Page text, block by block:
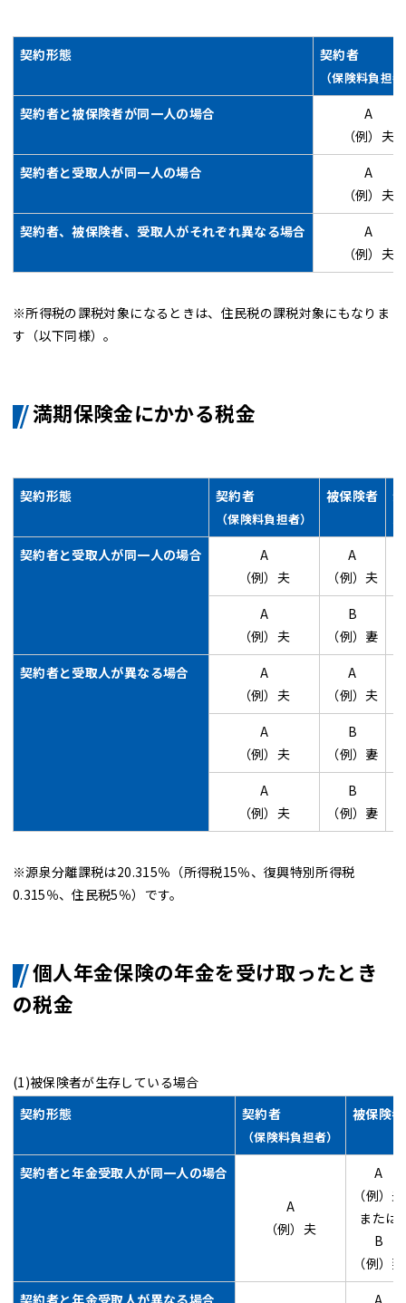
契約形態 契約者
（保険料負担
契約者と被保険者が同一人の場合
A
（例）夫
契約者と受取人が同一人の場合
A
（例）夫
契約者、被保険者、受取人がそれぞれ異なる場合
A
（例）夫
※所得税の課税対象になるときは、住民税の課税対象にもなりま
す（以下同様）。
満期保険金にかかる税金
契約形態 契約者
（保険料負担者）
被保険者
契約者と受取人が同一人の場合
A
（例）夫
A
（例）夫
A
（例）夫
B
（例）妻
契約者と受取人が異なる場合
A
（例）夫
A
（例）夫
A
（例）夫
B
（例）妻
A
（例）夫
B
（例）妻
※源泉分離課税は20.315％（所得税15％、復興特別所得税
0.315％、住民税5％）です。
個人年金保険の年金を受け取ったとき
の税金
(1)被保険者が生存している場合
契約形態
契約者
（保険料負担者）
被保険者
契約者と年金受取人が同一人の場合
A
（例）夫
A
（例）夫
または
B
（例）妻
契約者と年金受取人が異なる場合
A